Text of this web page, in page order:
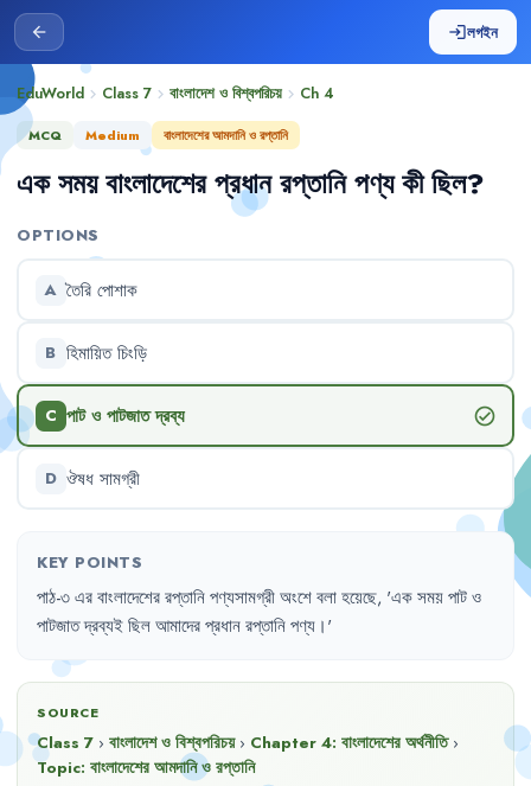
arrow_back loginলগইন
EduWorld chevron_right Class 7 chevron_right বাংলাদেশ ও বিশ্বপরিচয় chevron_right Ch 4
MCQ Medium বাংলাদেশের আমদানি ও রপ্তানি
এক সময় বাংলাদেশের প্রধান রপ্তানি পণ্য কী ছিল?
OPTIONS
A তৈরি পোশাক
B হিমায়িত চিংড়ি
C পাট ও পাটজাত দ্রব্য check_circle
D ঔষধ সামগ্রী
KEY POINTS
পাঠ-৩এরবাংলাদেশেররপ্তানিপণ্যসামগ্রীঅংশেবলাহয়েছে, 'একসময়পাটও
পাটজাতদ্রব্যইছিলআমাদেরপ্রধানরপ্তানিপণ্য ।'
SOURCE
Class 7 › বাংলাদেশ ও বিশ্বপরিচয় › Chapter 4: বাংলাদেশের অর্থনীতি ›
Topic: বাংলাদেশের আমদানি ও রপ্তানি